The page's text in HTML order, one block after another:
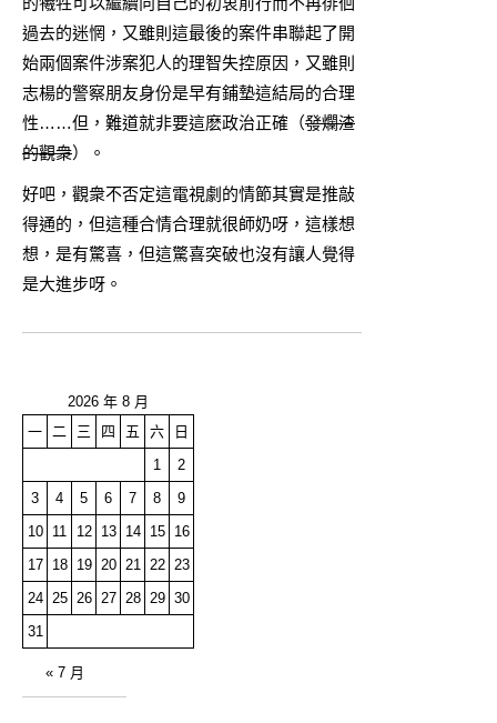
過去的迷惘，又雖則這最後的案件串聯起了開
始兩個案件涉案犯人的理智失控原因，又雖則
志楊的警察朋友身份是早有鋪墊這結局的合理
性……但，難道就非要這麽政治正確（發爛渣
的觀衆）。
好吧，觀衆不否定這電視劇的情節其實是推敲
得通的，但這種合情合理就很師奶呀，這樣想
想，是有驚喜，但這驚喜突破也沒有讓人覺得
是大進步呀。
2026 年 8 月
一 二 三 四 五 六
日
1
2
3
4 5 6 7 8
9
10
11 12 13 14 15
16
17
18 19 20 21 22 23
24 25 26 27 28 29 30
31
« 7 月